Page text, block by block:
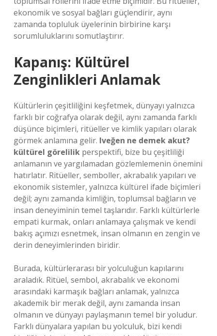
ekonomik ve sosyal bağları güçlendirir, aynı
zamanda topluluk üyelerinin birbirine karşı
sorumluluklarını somutlaştırır.
Kapanış: Kültürel
Zenginlikleri Anlamak
Kültürlerin çeşitliliğini keşfetmek, dünyayı yalnızca
farklı bir coğrafya olarak değil, aynı zamanda farklı
düşünce biçimleri, ritüeller ve kimlik yapıları olarak
görmek anlamına gelir. Iveğen ne demek akut?
kültürel görelilik perspektifi, bize bu çeşitliliği
anlamanın ve yargılamadan gözlemlemenin önemini
hatırlatır. Ritüeller, semboller, akrabalık yapıları ve
ekonomik sistemler, yalnızca kültürel ifade biçimleri
değil; aynı zamanda kimliğin, toplumsal bağların ve
insan deneyiminin temel taşlarıdır. Farklı kültürlerle
empati kurmak, onları anlamaya çalışmak ve kendi
bakış açımızı esnetmek, insan olmanın en zengin ve
derin deneyimlerinden biridir.
Burada, kültürlerarası bir yolculuğun kapılarını
araladık. Ritüel, sembol, akrabalık ve ekonomi
arasındaki karmaşık bağları anlamak, yalnızca
akademik bir merak değil, aynı zamanda insan
olmanın ve dünyayı paylaşmanın temel bir yoludur.
Farklı dünyalara yapılan bu yolculuk, bizi kendi